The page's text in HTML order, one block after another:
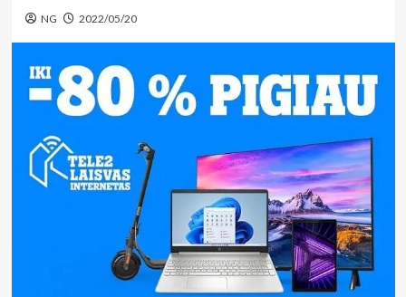
NG 2022/05/20